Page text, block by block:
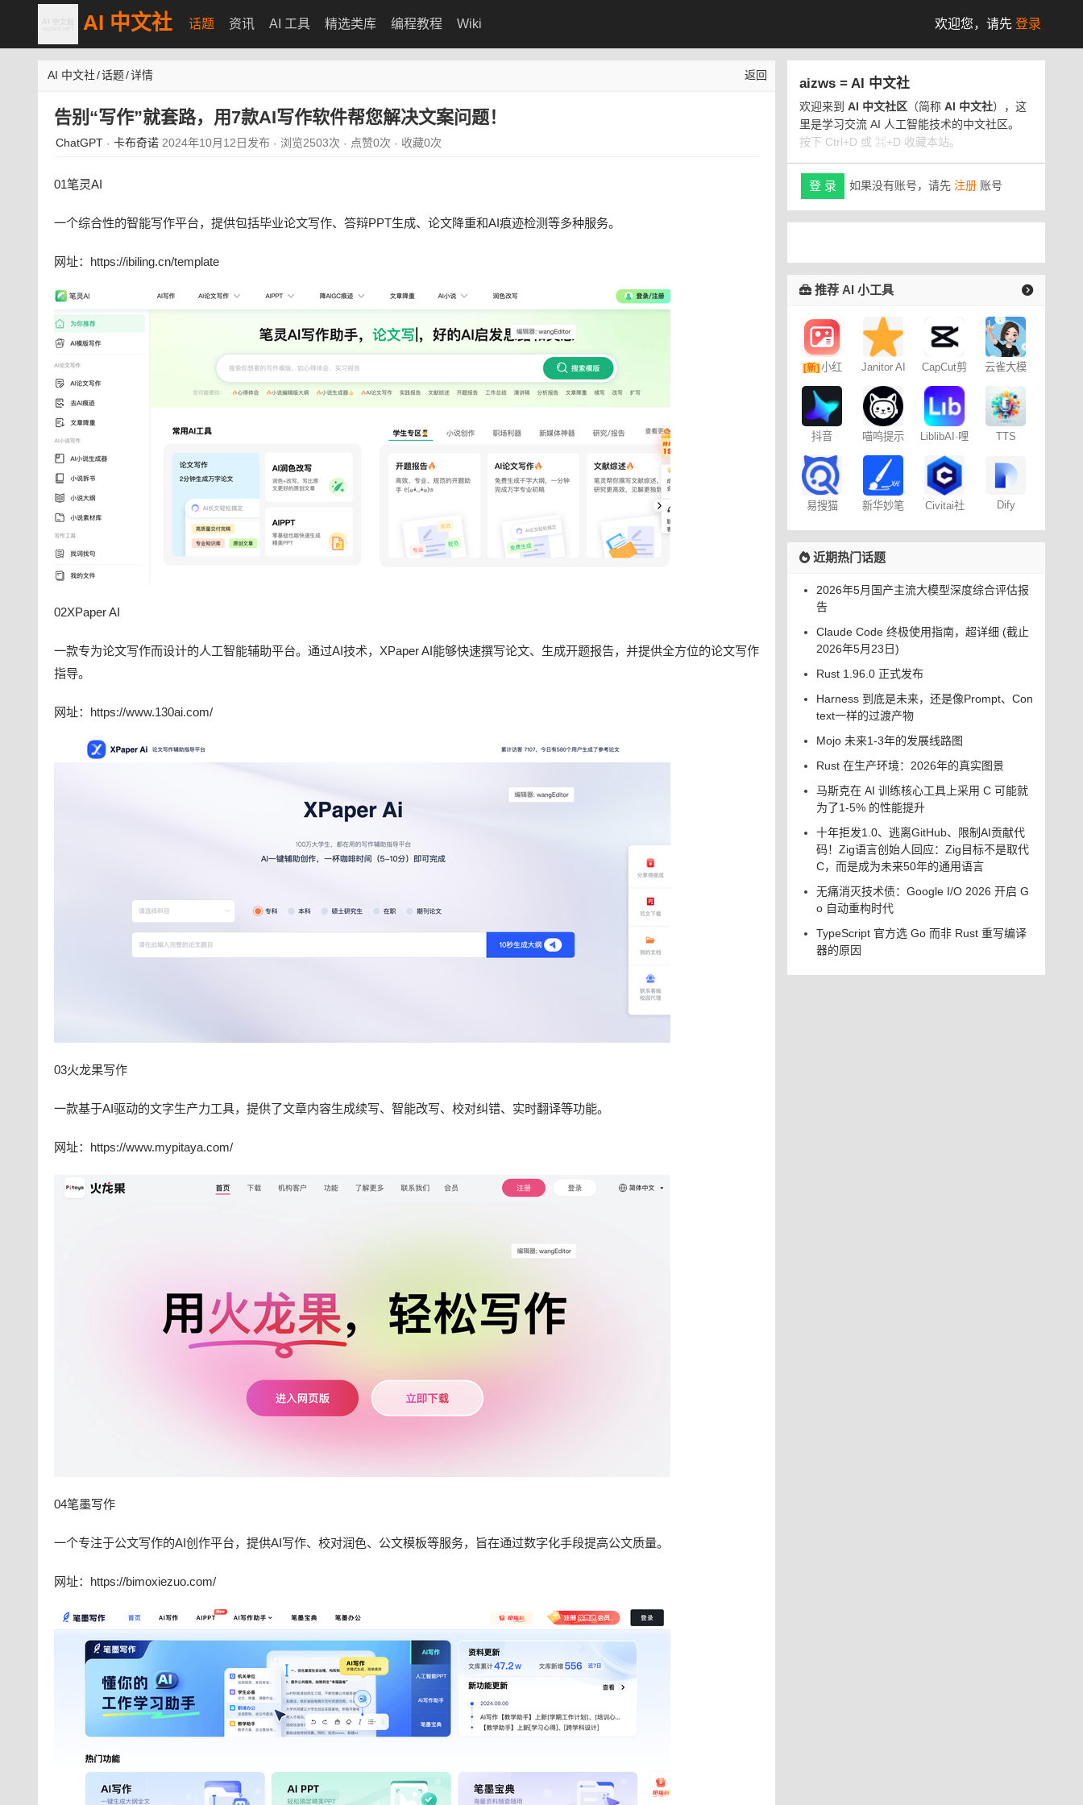
AI 中文社 话题 资讯 AI 工具 精选类库 编程教程 Wiki 欢迎您， 请先 登录
AI 中文社/话题/详情 返回
告别“写作”就套路，用7款AI写作软件帮您解决文案问题！
ChatGPT · 卡布奇诺 2024年10月12日发布 · 浏览2503次 · 点赞0次 · 收藏0次
01笔灵AI
一个综合性的智能写作平台，提供包括毕业论文写作、答辩PPT生成、论文降重和AI痕迹检测等多种服务。
网址：https://ibiling.cn/template
02XPaper AI
一款专为论文写作而设计的人工智能辅助平台。通过AI技术，XPaper AI能够快速撰写论文、生成开题报告，并提供全方位的论文写作
指导。
网址：https://www.130ai.com/
03火龙果写作
一款基于AI驱动的文字生产力工具，提供了文章内容生成续写、智能改写、校对纠错、实时翻译等功能。
网址：https://www.mypitaya.com/
04笔墨写作
一个专注于公文写作的AI创作平台，提供AI写作、校对润色、公文模板等服务，旨在通过数字化手段提高公文质量。
网址：https://bimoxiezuo.com/
aizws = AI 中文社
欢迎来到 AI 中文社区 （简称 AI 中文社），这
里是学习交流 AI 人工智能技术的中文社区。
按下 Ctrl+D 或 ⌘+D 收藏本站。
登 录 如果没有账号，请先 注册 账号
推荐 AI 小工具
[新] 小红
书图文笔
记
Janitor AI
聊天
CapCut剪
云雀大模
抖音
– 免费
喵呜提示
LiblibAI·哩
TTS
易搜猫
新华妙笔
Civitai社
Dify
近期热门话题
2026年5月国产主流大模型深度综合评估报
告
Claude Code 终极使用指南，超详细 (截止
2026年5月23日)
Rust 1.96.0 正式发布
Harness 到底是未来，还是像Prompt、Con
text一样的过渡产物
Mojo 未来1-3年的发展线路图
Rust 在生产环境：2026年的真实图景
马斯克在 AI 训练核心工具上采用 C 可能就
为了1-5% 的性能提升
十年拒发1.0、逃离GitHub、限制AI贡献代
码！Zig语言创始人回应：Zig目标不是取代
C，而是成为未来50年的通用语言
无痛消灭技术债：Google I/O 2026 开启 G
o 自动重构时代
TypeScript 官方选 Go 而非 Rust 重写编译
器的原因